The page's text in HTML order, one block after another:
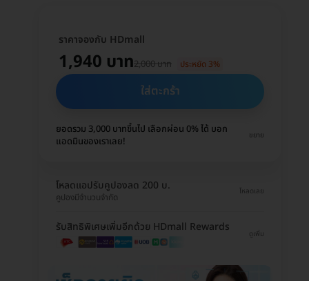
ราคาจองกับ HDmall
1,940 บาท2,000 บาท ประหยัด 3%
ใส่ตะกร้า
ยอดรวม 3,000 บาทขึ้นไป เลือกผ่อน 0% ได้ บอก
แอดมินของเราเลย!
ขยาย
โหลดแอปรับคูปองลด 200 บ.
คูปองมีจำนวนจำกัด
โหลดเลย
รับสิทธิพิเศษเพิ่มอีกด้วย HDmall Rewards
ดูเพิ่ม